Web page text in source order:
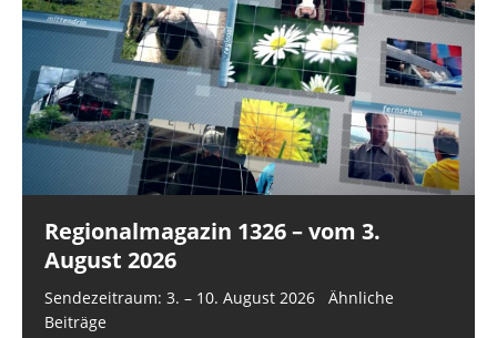
Regionalmagazin 1326 – vom 3.
August 2026
Sendezeitraum: 3. – 10. August 2026 Ähnliche
Beiträge